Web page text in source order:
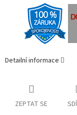
Detailní informace
ZEPTAT SE